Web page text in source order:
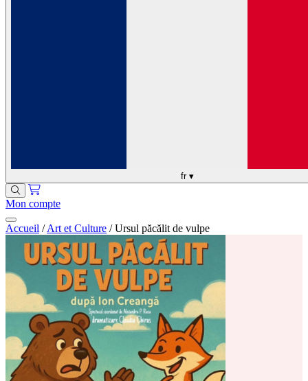
fr ▾
Mon compte
Accueil / Art et Culture / Ursul păcălit de vulpe